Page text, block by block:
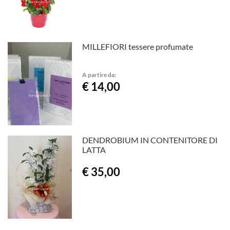
MILLEFIORI tessere profumate
A partire da:
€ 14,00
DENDROBIUM IN CONTENITORE DI
LATTA
€ 35,00